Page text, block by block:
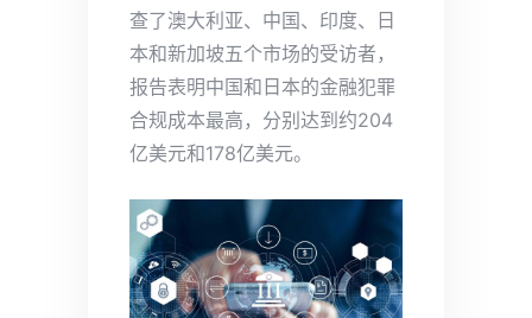
查了澳大利亚、中国、印度、日
本和新加坡五个市场的受访者，
报告表明中国和日本的金融犯罪
合规成本最高，分别达到约204
亿美元和178亿美元。